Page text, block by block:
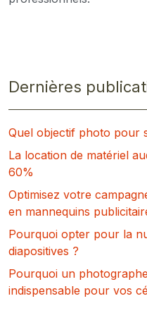
Dernières
Quel objectif photo pour
La location de matériel
60%
Optimisez votre
en mannequins
Pourquoi opter pour la
diapositives ?
Pourquoi un
indispensable pour vos